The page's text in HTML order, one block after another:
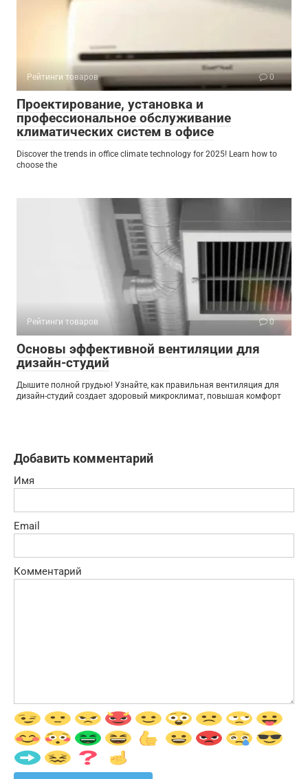
Рейтинги товаров 0
Проектирование, установка и
профессиональное обслуживание
климатических систем в офисе
Discover the trends in office climate technology for 2025! Learn how to
choose the
Рейтинги товаров 0
Основы эффективной вентиляции для
дизайн-студий
Дышите полной грудью! Узнайте, как правильная вентиляция для
дизайн-студий создает здоровый микроклимат, повышая комфорт
Добавить комментарий
Имя
Email
Комментарий